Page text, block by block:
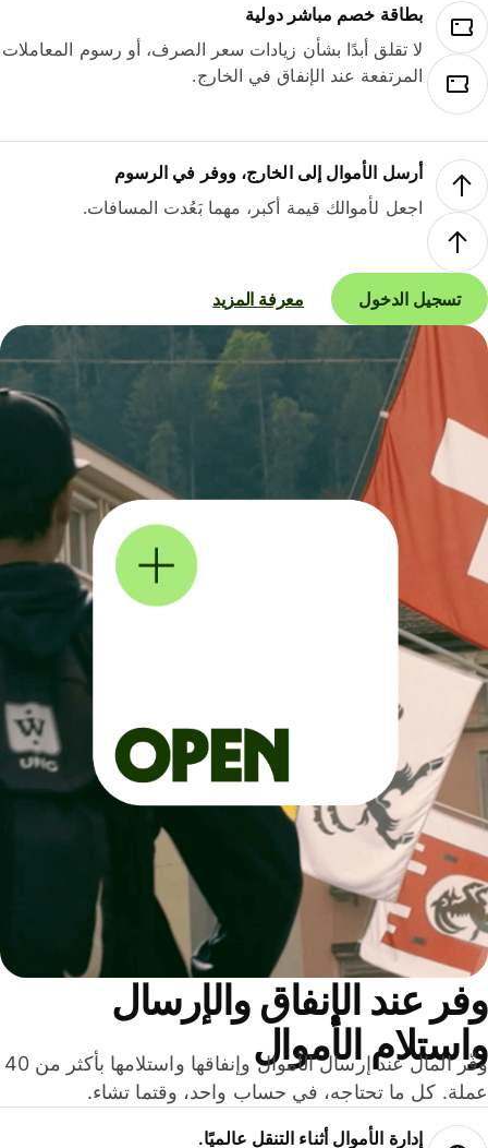
بطاقة خصم مباشر دولية
لا تقلق أبدًا بشأن زيادات سعر الصرف، أو رسوم المعاملات
المرتفعة عند الإنفاق في الخارج.
أرسل الأموال إلى الخارج، ووفر في الرسوم
اجعل لأموالك قيمة أكبر، مهما بَعُدت المسافات.
تسجيل الدخول معرفة المزيد
عند الإنفاق والإرسال
الأموال
وفّر المال عند إرسال الأموال وإنفاقها واستلامها بأكثر من 40
كل ما تحتاجه، في حساب واحد، وقتما تشاء.
إدارة الأموال أثناء التنقل عالميًا.